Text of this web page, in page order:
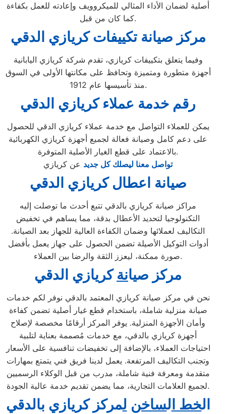
أصلية لضمان الأداء المثالي للميكروويف وإعادته للعمل بكفاءة
كما كان من قبل.
مركز صيانة تكييفات كريازي الدقي
وفيما يتعلق بتكييفات كريازي، تقدم شركة كريازي اليابانية
أجهزة متطورة ومتميزة وتحافظ على مكانتها الأولى في السوق
منذ تأسيسها عام 1912.
رقم خدمة عملاء كريازي الدقي
يمكن للعملاء التواصل مع خدمة عملاء كريازي الدقي للحصول
على دعم كامل وصيانة فعالة لجميع أجهزة كريازي الكهربائية
بالاعتماد على قطع الغيار الأصلية المتوفرة.
تواصل معنا ليصلك كل جديد عن كريازي
صيانة اعطال كريازي الدقي
مراكز صيانة كريازي بالدقي تتبع أحدث ما توصلت إليه
التكنولوجيا لتحديد الأعطال بدقة، مما يساهم في تخفيض
التكاليف لعملائها وضمان الكفاءة العالية للجهاز بعد الصيانة.
أدوات التوكيل الأصيلة تضمن الحصول على جهاز يعمل بأفضل
صورة ممكنة، ليعزز الثقة والرضا بين العملاء.
مركز صيانة كريازي الدقي
نحن في مركز صيانة كريازي المعتمد بالدقي نوفر لكم خدمات
صيانة منزلية شاملة، باستخدام قطع غيار أصلية تضمن كفاءة
وأمان الأجهزة المنزلية. يوفر المركز أرقامًا مخصصة لإصلاح
أجهزة كريازي بالدقي، مع خدمات مُصممة بعناية لتلبية
احتياجات العملاء، بالإضافة إلى تخفيضات تنافسية على الأسعار
وتجنب التكاليف المرتفعة. يعمل لدينا فريق فني يتمتع بمهارات
متقدمة ومعرفة فنية شاملة، مدرب من قبل الوكلاء الرسميين
لجميع العلامات التجارية، مما يضمن تقديم خدمة عالية الجودة.
الخط ا لساخن لمركز كريازي بالدقي